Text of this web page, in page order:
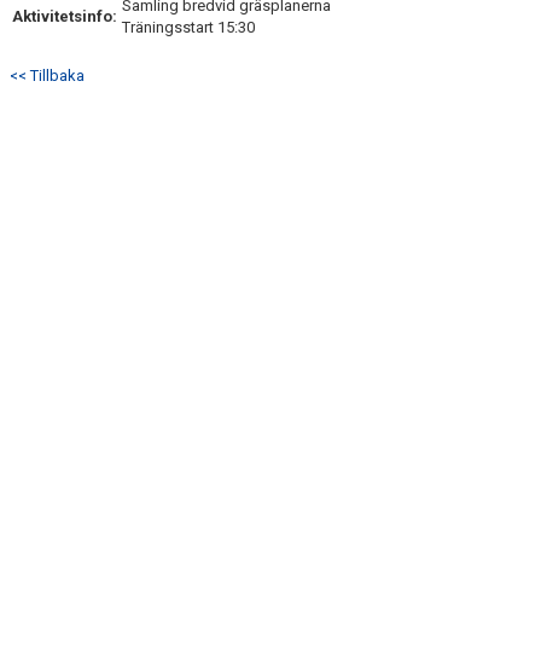
MEDLEMSSKAP
Aktivitetsinfo:
Samling bredvid gräsplanerna
Träningsstart 15:30
<< Tillbaka